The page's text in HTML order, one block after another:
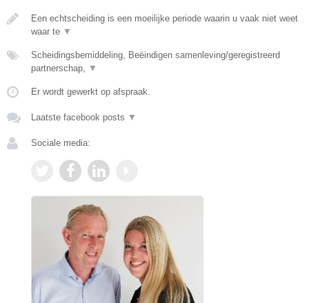
Een echtscheiding is een moeilijke periode waarin u vaak niet weet
waar te ▼
Scheidingsbemiddeling, Beëindigen samenleving/geregistreerd
partnerschap, ▼
Er wordt gewerkt op afspraak.
Laatste facebook posts ▼
Sociale media: